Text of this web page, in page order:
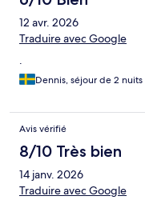
12 avr. 2026
Traduire avec Google
.
Dennis, séjour de 2 nuits
Avis vérifié
8/10 Très bien
14 janv. 2026
Traduire avec Google